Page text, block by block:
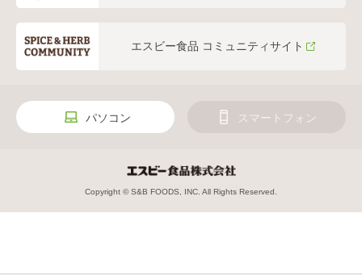
エスビー食品 コミュニティサイト
パソコン スマートフォン
Copyright © S&B FOODS, INC. All Rights Reserved.